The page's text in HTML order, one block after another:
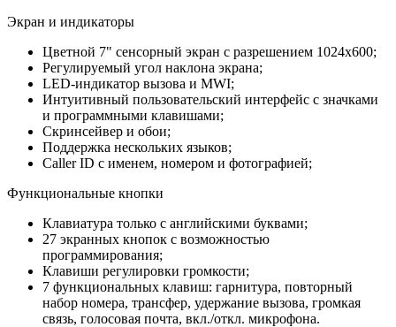
Экран и индикаторы
Цветной 7" сенсорный экран с разрешением 1024х600;
Регулируемый угол наклона экрана;
LED-индикатор вызова и MWI;
Интуитивный пользовательский интерфейс с значками
и программными клавишами;
Скринсейвер и обои;
Поддержка нескольких языков;
Caller ID с именем, номером и фотографией;
Функциональные кнопки
Клавиатура только с английскими буквами;
27 экранных кнопок с возможностью
программирования;
Клавиши регулировки громкости;
7 функциональных клавиш: гарнитура, повторный
набор номера, трансфер, удержание вызова, громкая
связь, голосовая почта, вкл./откл. микрофона.